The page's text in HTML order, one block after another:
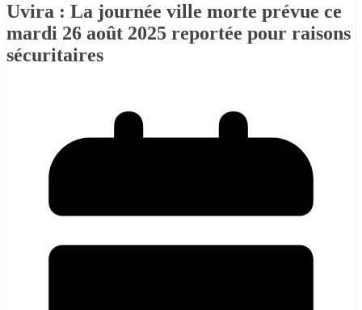
Uvira : La journée ville morte prévue ce
mardi 26 août 2025 reportée pour raisons
sécuritaires